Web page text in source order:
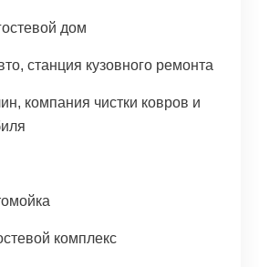
дом
станция кузовного ремонта
компания чистки ковров и
комплекс